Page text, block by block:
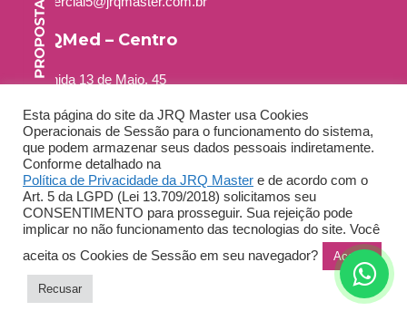
JRQMed – Centro
Avenida 13 de Maio, 45
Centro – Rio de Janeiro – RJ
Tel: +55 (21) 3556-2264
Copyright 2022 JRQ Master - Todos os direitos reservados -
Política de Privacidade
Matriz Digital
Esta página do site da JRQ Master usa Cookies
Operacionais de Sessão para o funcionamento do sistema,
que podem armazenar seus dados pessoais indiretamente.
Conforme detalhado na
Política de Privacidade da JRQ Master e de acordo com o
Art. 5 da LGPD (Lei 13.709/2018) solicitamos seu
CONSENTIMENTO para prosseguir. Sua rejeição pode
implicar no não funcionamento das tecnologias do site. Você
aceita os Cookies de Sessão em seu navegador?
Aceitar
Recusar